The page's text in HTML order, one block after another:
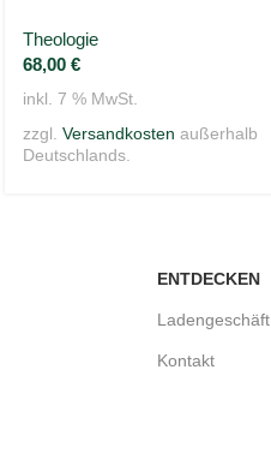
Theologie
68,00 €
inkl. 7 % MwSt.
zzgl. Versandkosten außerhalb
Deutschlands.
ENTDECKEN
Ladengeschäft
Kontakt